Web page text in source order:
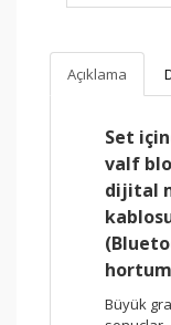
Açıklama
Set
valf
dijital
Büyük